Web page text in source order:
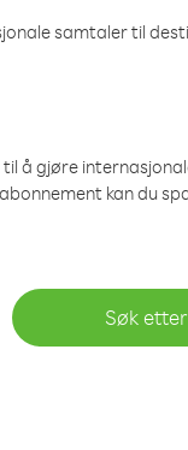
samtaler til
å gjøre
kan du
Søk